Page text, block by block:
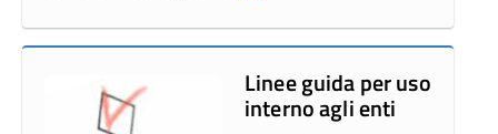
Linee guida per uso
interno agli enti